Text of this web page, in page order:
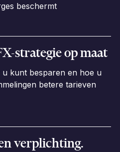
beschermt
strategie op maat
kunt besparen en hoe u
betere tarieven
verplichting.